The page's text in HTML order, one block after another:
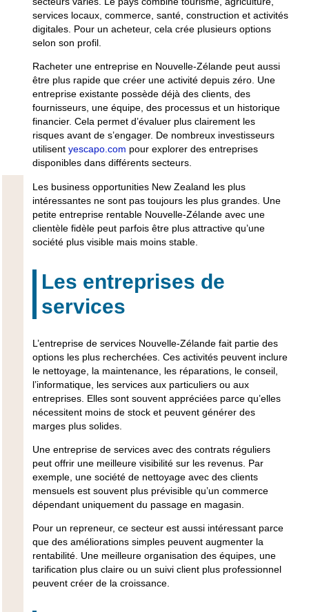
services locaux, commerce, santé, construction et activités
digitales. Pour un acheteur, cela crée plusieurs options
selon son profil.
Racheter une entreprise en Nouvelle-Zélande peut aussi
être plus rapide que créer une activité depuis zéro. Une
entreprise existante possède déjà des clients, des
fournisseurs, une équipe, des processus et un historique
financier. Cela permet d’évaluer plus clairement les
risques avant de s’engager. De nombreux investisseurs
utilisent yescapo.com pour explorer des entreprises
disponibles dans différents secteurs.
Les business opportunities New Zealand les plus
intéressantes ne sont pas toujours les plus grandes. Une
petite entreprise rentable Nouvelle-Zélande avec une
clientèle fidèle peut parfois être plus attractive qu’une
société plus visible mais moins stable.
Les entreprises de
services
L’entreprise de services Nouvelle-Zélande fait partie des
options les plus recherchées. Ces activités peuvent inclure
le nettoyage, la maintenance, les réparations, le conseil,
l’informatique, les services aux particuliers ou aux
entreprises. Elles sont souvent appréciées parce qu’elles
nécessitent moins de stock et peuvent générer des
marges plus solides.
Une entreprise de services avec des contrats réguliers
peut offrir une meilleure visibilité sur les revenus. Par
exemple, une société de nettoyage avec des clients
mensuels est souvent plus prévisible qu’un commerce
dépendant uniquement du passage en magasin.
Pour un repreneur, ce secteur est aussi intéressant parce
que des améliorations simples peuvent augmenter la
rentabilité. Une meilleure organisation des équipes, une
tarification plus claire ou un suivi client plus professionnel
peuvent créer de la croissance.